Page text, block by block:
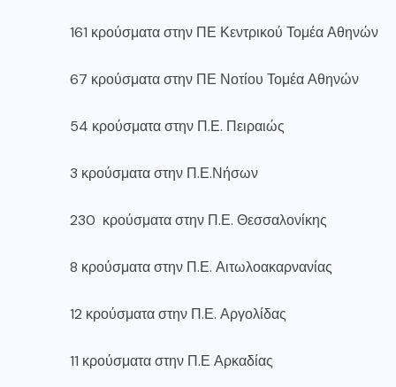
161 κρούσματα στην ΠΕ Κεντρικού Τομέα Αθηνών
67 κρούσματα στην ΠΕ Νοτίου Τομέα Αθηνών
54 κρούσματα στην Π.Ε. Πειραιώς
3 κρούσματα στην Π.Ε.Νήσων
230 κρούσματα στην Π.Ε. Θεσσαλονίκης
8 κρούσματα στην Π.Ε. Αιτωλοακαρνανίας
12 κρούσματα στην Π.Ε. Αργολίδας
11 κρούσματα στην Π.Ε Αρκαδίας